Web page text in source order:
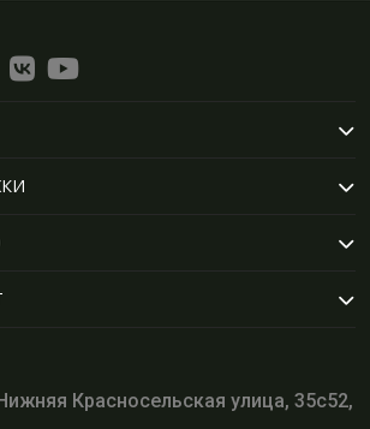
Красносельская улица, 35с52,